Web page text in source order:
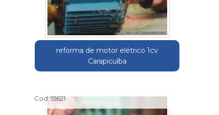
reforma de motor elétrico 1cv
Carapicuíba
Cod.:15621